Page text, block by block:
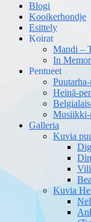
Blogi
Kooikerhondje
Esittely
Koirat
Mandi –
In
Pentueet
Heinä-
Musiikki-
Galleria
Kuvia
Vili
Kuvia